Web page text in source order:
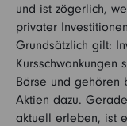
und ist zögerlich,
privater
Grundsätzlich gilt:
Kursschwankungen
Börse und gehören
Aktien dazu.
aktuell erleben, ist